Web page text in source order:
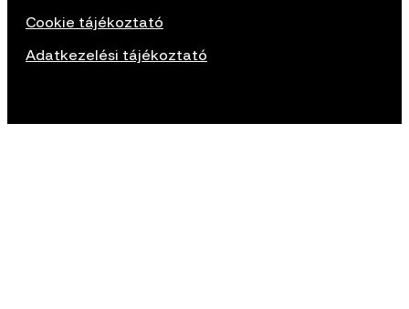
Cookie tájékoztató
Adatkezelési tájékoztató